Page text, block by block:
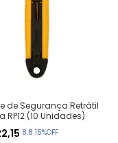
de Segurança Retrátil
RP12 (10 Unidades)
8.8 15%OFF